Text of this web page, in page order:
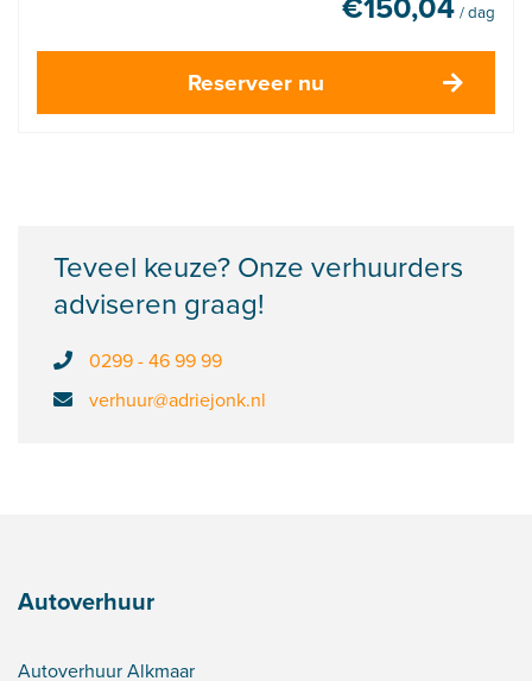
/ dag
Reserveer nu
Teveel keuze? Onze verhuurders
adviseren graag!
0299 - 46 99 99
verhuur@adriejonk.nl
Autoverhuur
Autoverhuur Alkmaar